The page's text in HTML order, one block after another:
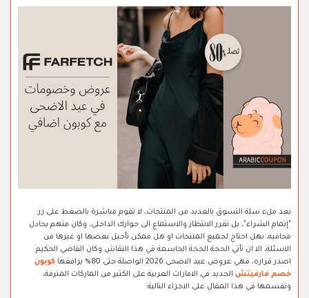
بعد ملء سلة التسوق بالعديد من المنتجات، لا تقوم مباشرة بالضغط على زر
"إتمام الشراء"، بل تقرر الانتظار والاستماع الى حوارك الداخلي، وكان متهم يجادل
محاميه، بهل احتاج لجميع المنتجات او هل ممكن تأجيل بعضها او غيرها من
الاسئلة، الا ان تأتي الحجة الحجة الحاسمة في هذا النقاش وكان القاضي الحكيم
اصدر قراره، فهي عروض عيد الاضحى 2026 الواصلة حتى 80% يرافقها
كوبون
خصم فارفيتش الجديد في الامارات العربية على الكثير من الماركات المترفة،
ونقسمها في هذا المقال على الاجزاء التالية: